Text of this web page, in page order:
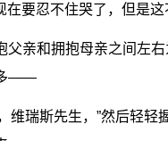
在要忍不住哭了，但是
亲和拥抱母亲之间左
多——
维瑞斯先生，”然后轻轻